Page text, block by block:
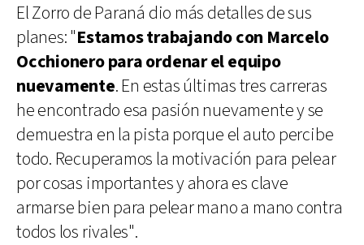
El Zorro de Paraná dio más detalles de sus
planes: "Estamos trabajando con Marcelo
Occhionero para ordenar el equipo
nuevamente. En estas últimas tres carreras
he encontrado esa pasión nuevamente y se
demuestra en la pista porque el auto percibe
todo. Recuperamos la motivación para pelear
por cosas importantes y ahora es clave
armarse bien para pelear mano a mano contra
todos los rivales".